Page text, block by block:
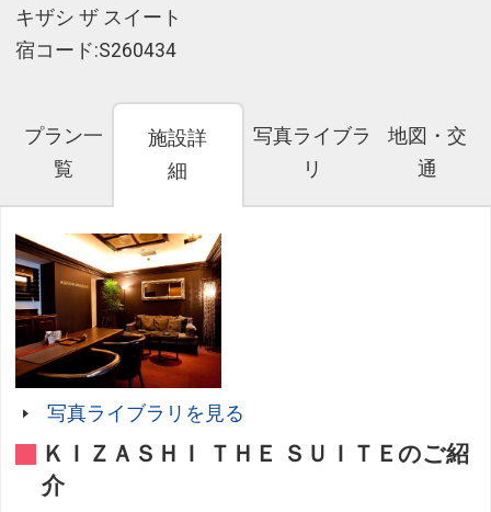
キザシ ザ スイート
宿コード:S260434
プラン一
覧
施設詳
細
写真ライブラ
リ
地図・交
通
写真ライブラリを見る
ＫＩＺＡＳＨＩ ＴＨＥ ＳＵＩＴＥのご紹
介